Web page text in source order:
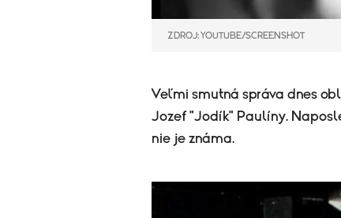
ZDROJ: YOUTUBE/SCREENSHOT
Veľmi smutná správa dnes
Jozef "Jodík" Paulíny.
nie je známa.